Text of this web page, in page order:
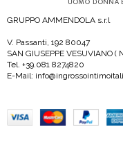
GRUPPO AMMENDOLA s.r.l
V. Passanti, 192 80047
SAN GIUSEPPE VESUVIANO (
Tel. +39.081 8274820
E-Mail: